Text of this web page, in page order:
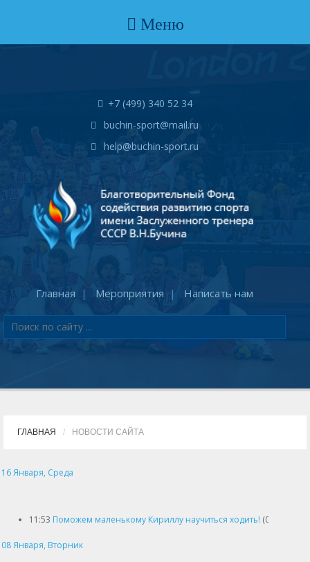
Меню
+7 (499) 340 52 34
buchin-sport@mail.ru
help@buchin-sport.ru
Главная Мероприятия Написать нам
ГЛАВНАЯ НОВОСТИ САЙТА
16 Января, Среда
11:53 Поможем маленькому Кириллу научиться ходить! (0)
08 Января, Вторник